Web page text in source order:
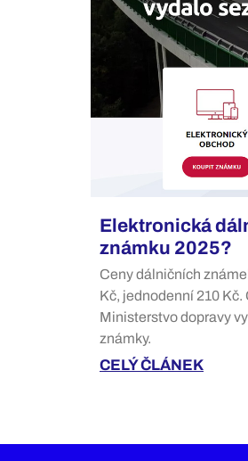
Elektronická
známku 2025?
Ceny dálničních
Kč, jednodenní 210
Ministerstvo dopravy
známky.
CELÝ ČLÁNEK